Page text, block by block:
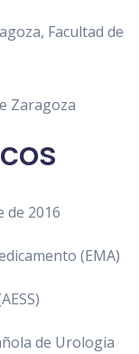
Facultad de
Zaragoza
de 2016
(EMA)
de Urologia